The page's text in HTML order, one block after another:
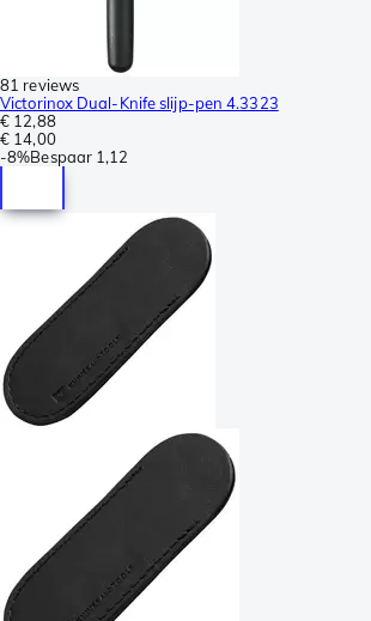
81 reviews
Victorinox Dual-Knife slijp-pen 4.3323
€ 12,88
€ 14,00
-8%Bespaar 1,12